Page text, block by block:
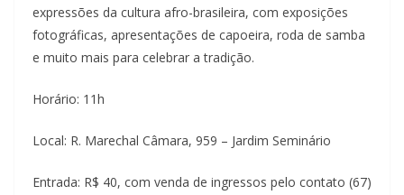
expressões da cultura afro-brasileira, com exposições
fotográficas, apresentações de capoeira, roda de samba
e muito mais para celebrar a tradição.
Horário: 11h
Local: R. Marechal Câmara, 959 – Jardim Seminário
Entrada: R$ 40, com venda de ingressos pelo contato (67)